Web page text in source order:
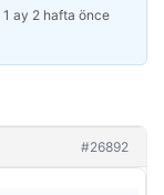
1 ay 2 hafta önce
#26892